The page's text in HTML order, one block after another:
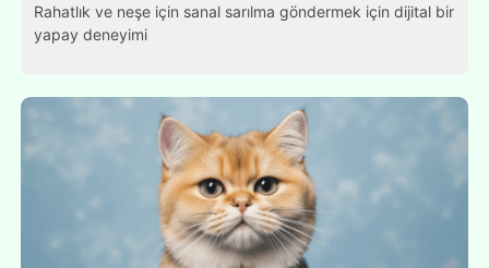
Rahatlık ve neşe için sanal sarılma göndermek için dijital bir
yapay deneyimi